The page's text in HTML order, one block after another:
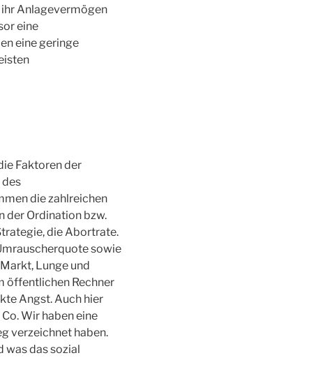
ihr Anlagevermögen
eine
eine geringe
Faktoren der
des
die zahlreichen
der Ordination bzw.
die Abortrate.
sowie
Lunge und
öffentlichen Rechner
Angst. Auch hier
Wir haben eine
verzeichnet haben.
was das sozial